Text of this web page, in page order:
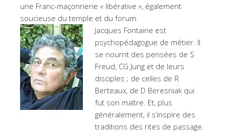
une Franc-maçonnerie « libérative », également
soucieuse du temple et du forum.
Jacques Fontaine est
psychopédagogue de métier. Il
se nourrit des pensées de S
Freud, CG Jung et de leurs
disciples ; de celles de R
Berteaux, de D Beresniak qui
fut son maître. Et, plus
généralement, il s’inspire des
traditions des rites de passage.